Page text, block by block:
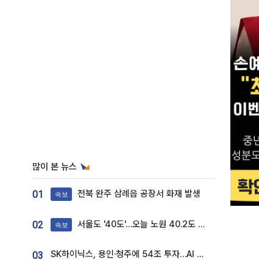
많이 본 뉴스
01 속보 전북 완주 삼례읍 공장서 화재 발생
02 속보 서울도 '40도'…오늘 노원 40.2도 기록
03 SK하이닉스, 용인·청주에 54조 투자…AI 메모리 생산기지 키운다